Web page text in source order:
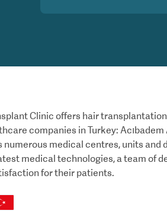
Clinic offers hair
companies in Turkey:
numerous medical centres, units
medical technologies, a team of
for their patients.